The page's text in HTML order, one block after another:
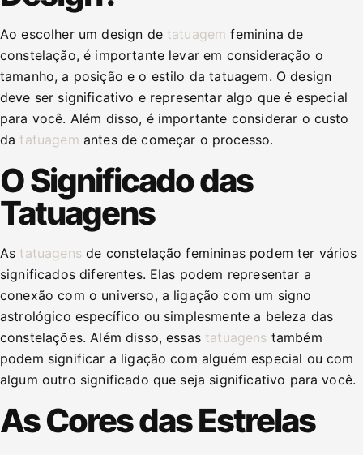
Ao escolher um design de tatuagem feminina de
constelação, é importante levar em consideração o
tamanho, a posição e o estilo da tatuagem. O design
deve ser significativo e representar algo que é especial
para você. Além disso, é importante considerar o custo
da tatuagem antes de começar o processo.
O Significado das
Tatuagens
As tatuagensde constelação femininas podem ter vários
significados diferentes. Elas podem representar a
conexão com o universo, a ligação com um signo
astrológico específico ou simplesmente a beleza das
constelações. Além disso, essas tatuagens também
podem significar a ligação com alguém especial ou com
algum outro significado que seja significativo para você.
As Cores das Estrelas